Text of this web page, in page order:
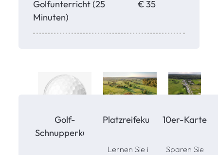
Golfunterricht (25
Minuten)
€ 35
Golf-
Schnupperkurs
Platzreifekurs
Lernen Sie in
10er-Karte
Sparen Sie